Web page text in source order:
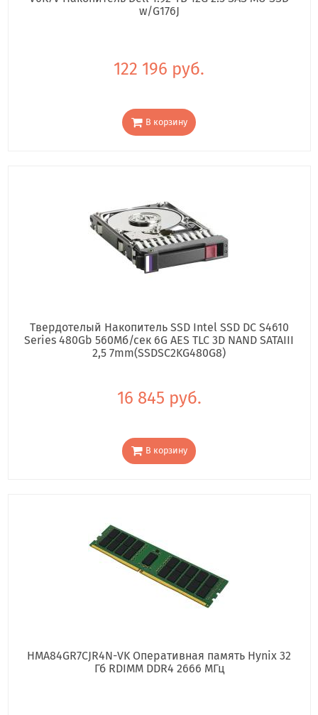
w/G176J
122 196 руб.
В корзину
Твердотелый Накопитель SSD Intel SSD DC S4610
Series 480Gb 560Мб/сек 6G AES TLC 3D NAND SATAIII
2,5 7mm(SSDSC2KG480G8)
16 845 руб.
В корзину
HMA84GR7CJR4N-VK Оперативная память Hynix 32
Гб RDIMM DDR4 2666 МГц